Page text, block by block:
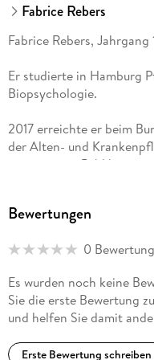
Fabrice Rebers
Fabrice Rebers,
Er studierte in Hamburg
Biopsychologie.
2017 erreichte er beim
der Alten- und
gemeinsame
Als Ausgleich zu seinem
und vor allem zu den
Prolog zum ersten Band
gesehen werden kann,
Verlag.
Bewertungen
0
Es wurden noch keine
Sie die erste Bewertung
und helfen Sie damit
Erste Bewertung schreiben